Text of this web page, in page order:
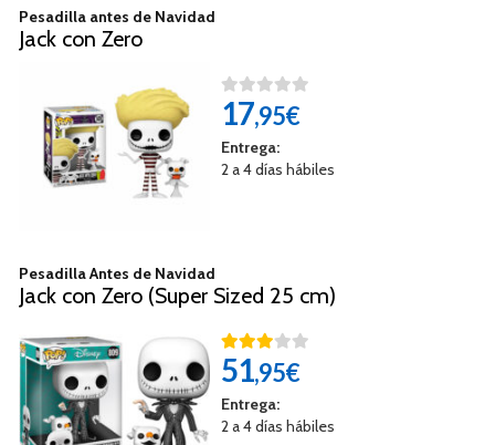
Pesadilla antes de Navidad
Jack con Zero
17,95€
Entrega:
2 a 4 días hábiles
Pesadilla Antes de Navidad
Jack con Zero (Super Sized 25 cm)
51,95€
Entrega:
2 a 4 días hábiles